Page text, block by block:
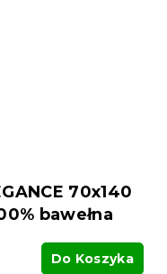
70x140
bawełna
Do Koszyka